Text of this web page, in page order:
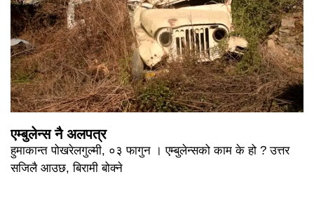
एम्बुलेन्स नै अलपत्र
हुमाकान्त पोखरेलगुल्मी, ०३ फागुन । एम्बुलेन्सको काम के हो ? उत्तर
सजिलै आउछ, बिरामी बोक्ने